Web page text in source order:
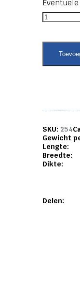
Vierkante
buis
34x34x2
aantal
SKU: 254
Gewicht
Lengte:
Breedte:
Dikte:
Delen: